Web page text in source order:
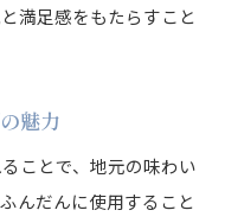
満足感をもたらすこと
魅力
ことで、地元の味わい
んだんに使用すること